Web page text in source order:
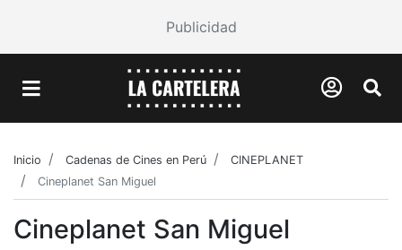
Publicidad
Inicio Cadenas de Cines en Perú
CINEPLANET
Cineplanet San Miguel
Cineplanet San Miguel